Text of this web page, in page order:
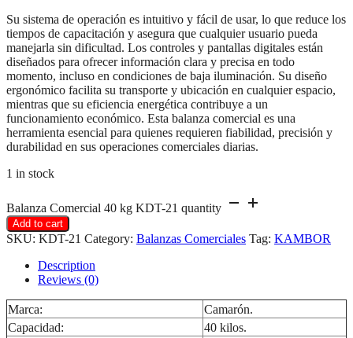
Su sistema de operación es intuitivo y fácil de usar, lo que reduce los
tiempos de capacitación y asegura que cualquier usuario pueda
manejarla sin dificultad. Los controles y pantallas digitales están
diseñados para ofrecer información clara y precisa en todo
momento, incluso en condiciones de baja iluminación. Su diseño
ergonómico facilita su transporte y ubicación en cualquier espacio,
mientras que su eficiencia energética contribuye a un
funcionamiento económico. Esta balanza comercial es una
herramienta esencial para quienes requieren fiabilidad, precisión y
durabilidad en sus operaciones comerciales diarias.
1 in stock
Balanza Comercial 40 kg KDT-21 quantity
Add to cart
SKU: KDT-21 Category: Balanzas Comerciales Tag: KAMBOR
Description
Reviews (0)
Marca:
Camarón.
Capacidad:
40 kilos.